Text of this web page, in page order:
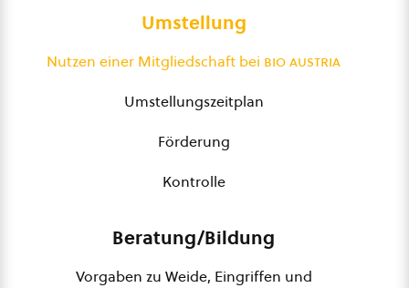
Umstellung
Nutzen einer Mitgliedschaft bei bio austria
Umstellungszeitplan
Förderung
Kontrolle
Beratung/Bildung
Vorgaben zu Weide, Eingriffen und